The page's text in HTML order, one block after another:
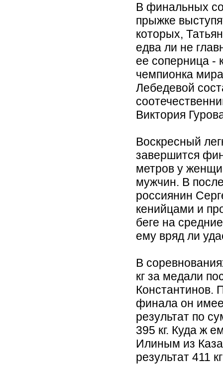
В финальных
прыжке
которых,
едва ли не
ее соперница -
чемпионка
Лебедевой
Виктория
Воскресный
завершится
метров у
мужчин. В
россиянин
кенийцами и
беге на
ему вряд ли
В
кг за медали
Константинов.
финала он
результат по
395 кг. Куда ж
Илиным из
результат 411